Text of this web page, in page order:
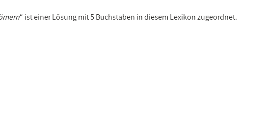
“ ist einer Lösung mit 5 Buchstaben in diesem Lexikon zugeordnet.